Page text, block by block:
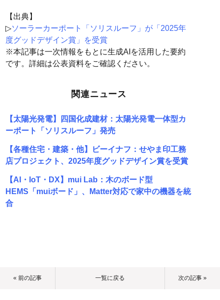
【出典】
▷ソーラーカーポート「ソリスルーフ」が「2025年
度グッドデザイン賞」を受賞
※本記事は一次情報をもとに生成AIを活用した要約
です。詳細は公表資料をご確認ください。
関連ニュース
【太陽光発電】四国化成建材：太陽光発電一体型カ
ーポート「ソリスルーフ」発売
【各種住宅・建築・他】ビーイナフ：せやま印工務
店プロジェクト、2025年度グッドデザイン賞を受賞
【AI・IoT・DX】mui Lab：木のボード型
HEMS「muiボード」、Matter対応で家中の機器を統
合
« 前の記事 一覧に戻る 次の記事 »